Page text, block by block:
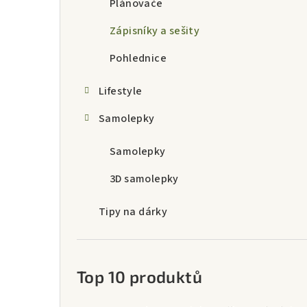
Plánovače
Zápisníky a sešity
Pohlednice
Lifestyle
Samolepky
Samolepky
3D samolepky
Tipy na dárky
Top 10 produktů